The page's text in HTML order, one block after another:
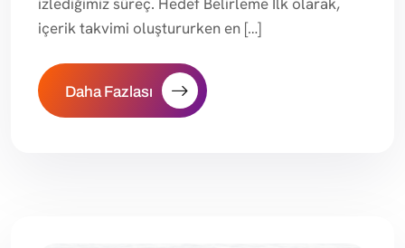
izlediğimiz süreç. Hedef Belirleme İlk olarak,
içerik takvimi oluştururken en […]
Daha Fazlası